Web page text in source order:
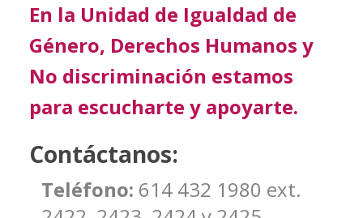
En la Unidad de Igualdad de
Género, Derechos Humanos y
No discriminación estamos
para escucharte y apoyarte.
Contáctanos:
Teléfono: 614 432 1980 ext.